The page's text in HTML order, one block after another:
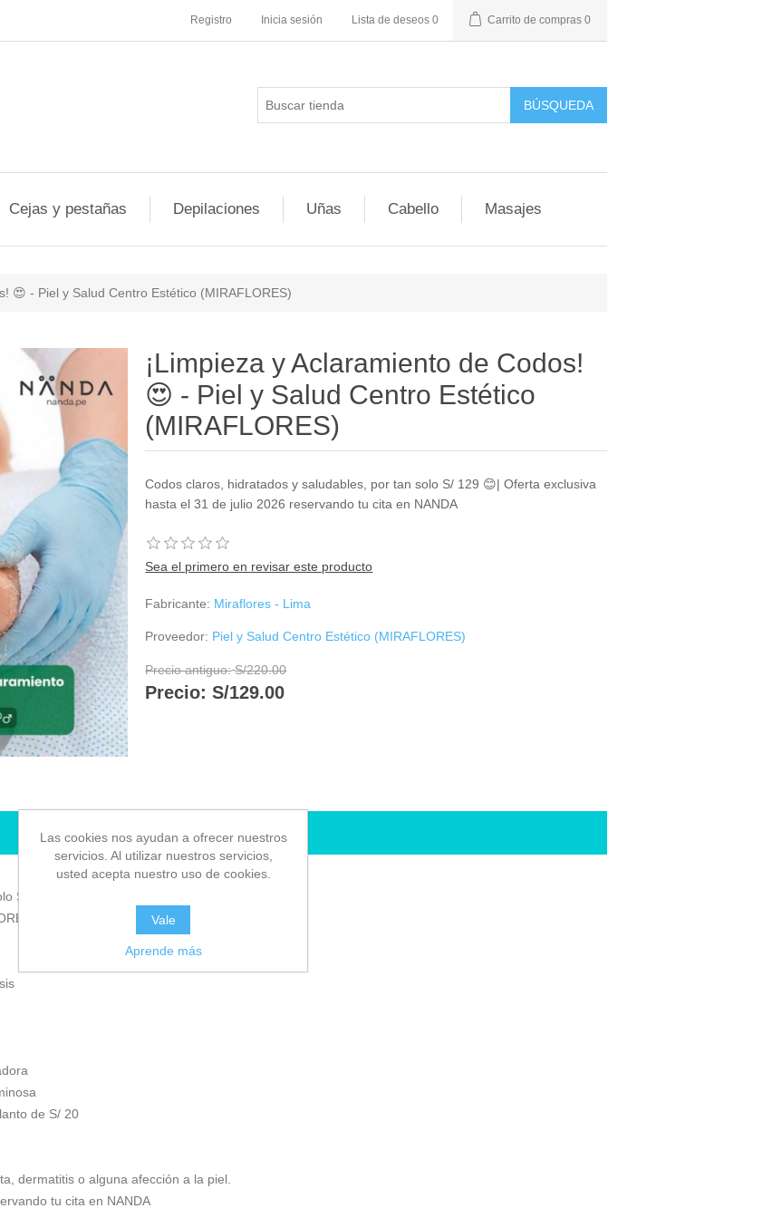
Registro Inicia sesión Lista de deseos 0 Carrito de compras 0
BÚSQUEDA
Cejas y pestañas Depilaciones Uñas Cabello Masajes
😍 - Piel y Salud Centro Estético (MIRAFLORES)
¡Limpieza y Aclaramiento de Codos!
😍 - Piel y Salud Centro Estético
(MIRAFLORES)
Codos claros, hidratados y saludables, por tan solo S/ 129 😊| Oferta exclusiva
hasta el 31 de julio 2026 reservando tu cita en NANDA
Sea el primero en revisar este producto
Fabricante: Miraflores - Lima
Proveedor: Piel y Salud Centro Estético (MIRAFLORES)
Precio antiguo: S/220.00
Precio: S/129.00
RESERVAR CITA
S/ 129 😊
by #NANDA -
Ver Mapa
de S/ 20
dermatitis o alguna afección a la piel.
tu cita en NANDA
Las cookies nos ayudan a ofrecer nuestros
servicios. Al utilizar nuestros servicios,
usted acepta nuestro uso de cookies.
Vale
Aprende más